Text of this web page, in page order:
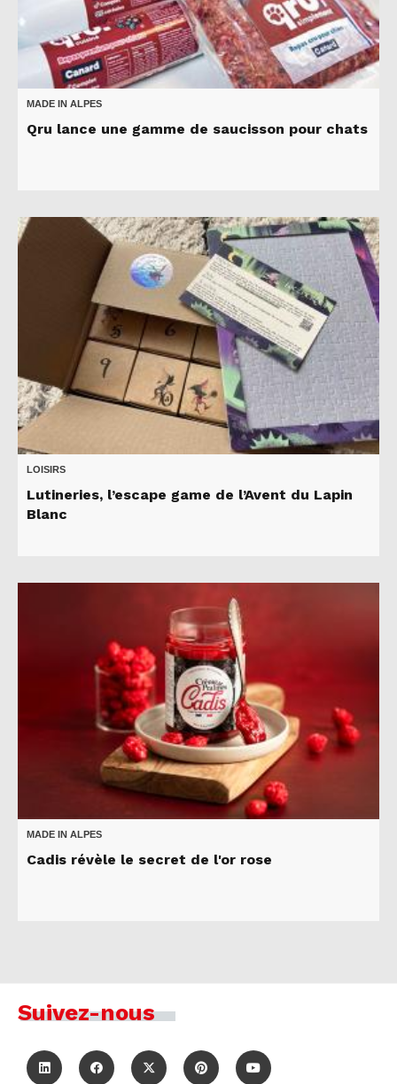
MADE IN ALPES
Qru lance une gamme de saucisson pour chats
LOISIRS
Lutineries, l’escape game de l’Avent du Lapin
Blanc
MADE IN ALPES
Cadis révèle le secret de l'or rose
Suivez-nous